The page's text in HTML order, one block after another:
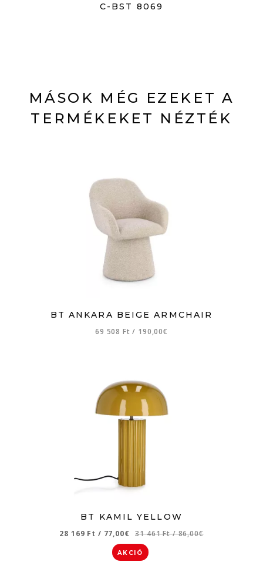
C-BST 8069
MÁSOK MÉG EZEKET A
TERMÉKEKET NÉZTÉK
BT ANKARA BEIGE ARMCHAIR
69 508 Ft/ 190,00€
BT KAMIL YELLOW
28 169 Ft / 77,00€ 31 461 Ft/ 86,00€
AKCIÓ